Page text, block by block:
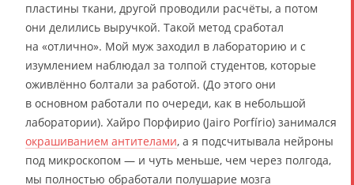
пластины ткани, другой проводили расчёты, а потом
они делились выручкой. Такой метод сработал
на «отлично». Мой муж заходил в лабораторию и с
изумлением наблюдал за толпой студентов, которые
оживлённо болтали за работой. (До этого они
в основном работали по очереди, как в небольшой
лаборатории). Хайро Порфирио (Jairo Porfírio) занимался
окрашиванием антителами, а я подсчитывала нейроны
под микроскопом — и чуть меньше, чем через полгода,
мы полностью обработали полушарие мозга